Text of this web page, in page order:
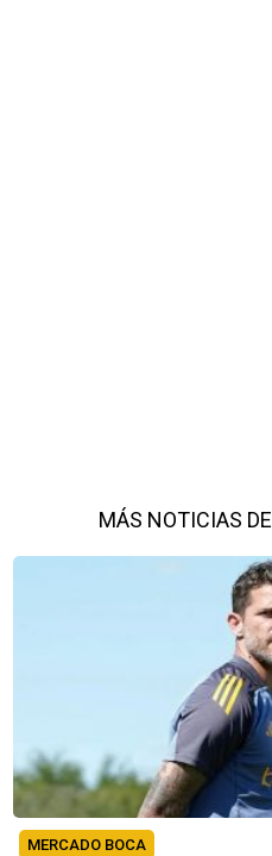
MÁS NOTICIAS
MERCADO BOCA